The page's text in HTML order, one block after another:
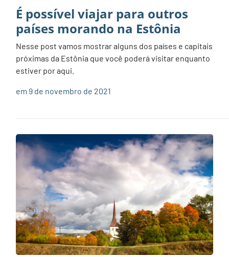
É possível viajar para outros
países morando na Estônia
Nesse post vamos mostrar alguns dos países e capitais
próximas da Estônia que você poderá visitar enquanto
estiver por aqui.
em 9 de novembro de 2021